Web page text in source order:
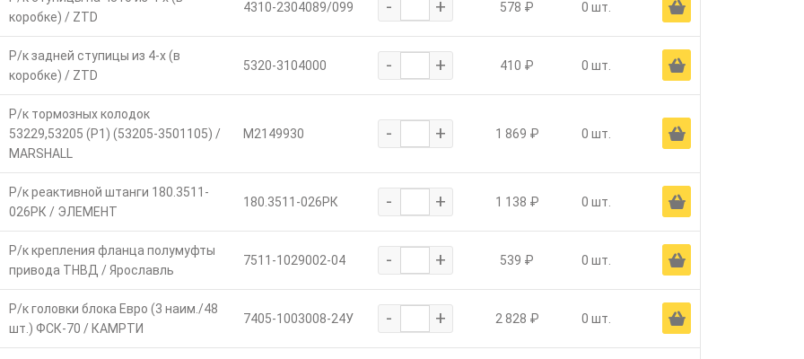
коробке) / ZTD
4310-2304089/099 - + 578 ₽ 0 шт. Ä
Р/к задней ступицы из 4-х (в
коробке) / ZTD
5320-3104000 - + 410 ₽ 0 шт. Ä
Р/к тормозных колодок
53229,53205 (Р1) (53205-3501105) /
MARSHALL
M2149930 - + 1 869 ₽ 0 шт. Ä
Р/к реактивной штанги 180.3511-
026РК / ЭЛЕМЕНТ
180.3511-026РК - + 1 138 ₽ 0 шт. Ä
Р/к крепления фланца полумуфты
привода ТНВД / Ярославль
7511-1029002-04 - + 539 ₽ 0 шт. Ä
Р/к головки блока Евро (3 наим./48
шт.) ФСК-70 / КАМРТИ
7405-1003008-24У - + 2 828 ₽ 0 шт. Ä